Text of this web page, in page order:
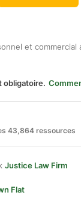
et commercial
obligatoire.
43,864 ressources
Justice Law Firm
Flat